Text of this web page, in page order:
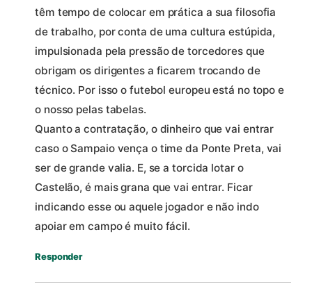
têm tempo de colocar em prática a sua filosofia
de trabalho, por conta de uma cultura estúpida,
impulsionada pela pressão de torcedores que
obrigam os dirigentes a ficarem trocando de
técnico. Por isso o futebol europeu está no topo e
o nosso pelas tabelas.
Quanto a contratação, o dinheiro que vai entrar
caso o Sampaio vença o time da Ponte Preta, vai
ser de grande valia. E, se a torcida lotar o
Castelão, é mais grana que vai entrar. Ficar
indicando esse ou aquele jogador e não indo
apoiar em campo é muito fácil.
Responder